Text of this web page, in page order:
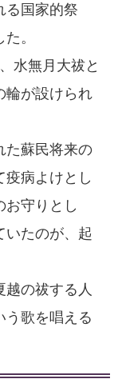
る国家的祭
。
水無月大祓と
輪が設けられ
た蘇民将来の
疫病よけとし
お守りとし
いたのが、起
の祓する人
う歌を唱える